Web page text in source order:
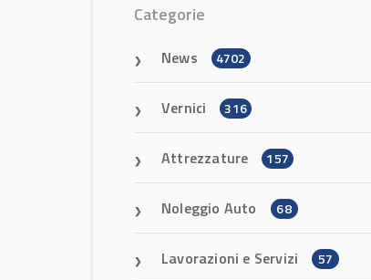
Categorie
News 4702
Vernici 316
Attrezzature 157
Noleggio Auto 68
Lavorazioni e Servizi 57